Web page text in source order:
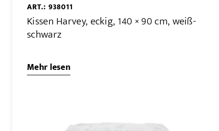
ART.: 938011
Kissen Harvey, eckig, 140 × 90 cm, weiß-
schwarz
Mehr lesen